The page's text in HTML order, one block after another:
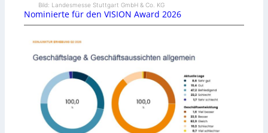
Bild: Landesmesse Stuttgart GmbH & Co. KG
Nominierte für den VISION Award 2026